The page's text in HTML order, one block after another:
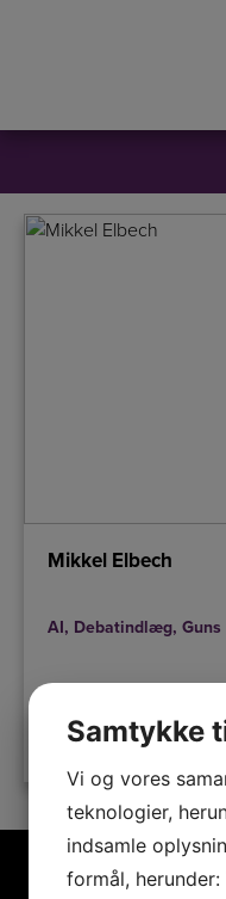
Mikkel Elbech
AI, Debatindlæg, Guns
LÆS MERE
Samtykke
Vi og vores
teknologier,
indsamle
formål,